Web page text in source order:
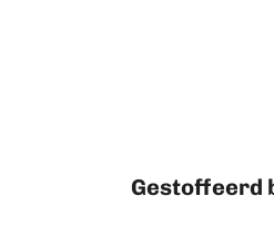
Gestoffeerd